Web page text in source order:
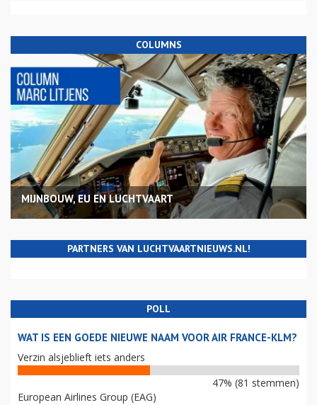
COLUMNS
MIJNBOUW, EU EN LUCHTVAART
PARTNERS VAN LUCHTVAARTNIEUWS.NL!
POLL
WAT IS EEN GOEDE NIEUWE NAAM VOOR AIR FRANCE-KLM?
Verzin alsjeblieft iets anders
47% (81 stemmen)
European Airlines Group (EAG)